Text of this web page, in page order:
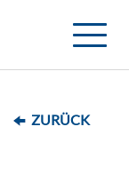
Toggle
ZURÜCK